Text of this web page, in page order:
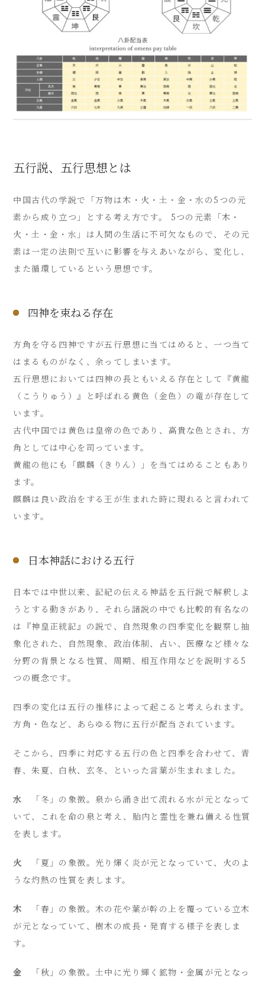
五行説、五行思想とは
中国古代の学説で「万物は木・火・土・金・水の5つの元
素から成り立つ」とする考え方です。 5つの元素「木・
火・土・金・水」は人間の生活に不可欠なもので、その元
素は一定の法則で互いに影響を与えあいながら、変化し、
また循環しているという思想です。
四神を束ねる存在
方角を守る四神ですが五行思想に当てはめると、一つ当て
はまるものがなく、余ってしまいます。
五行思想においては四神の長ともいえる存在として『黄龍
（こうりゅう）』と呼ばれる黄色（金色）の竜が存在して
います。
古代中国では黄色は皇帝の色であり、高貴な色とされ、方
角としては中心を司っています。
黄龍の他にも「麒麟（きりん）」を当てはめることもあり
ます。
麒麟は良い政治をする王が生まれた時に現れると言われて
います。
日本神話における五行
日本では中世以来、記紀の伝える神話を五行説で解釈しよ
うとする動きがあり、それら諸説の中でも比較的有名なの
は『神皇正統記』の説で、自然現象の四季変化を観察し抽
象化された、自然現象、政治体制、占い、医療など様々な
分野の背景となる性質、周期、相互作用などを説明する5
つの概念です。
四季の変化は五行の推移によって起こると考えられます。
方角・色など、あらゆる物に五行が配当されています。
そこから、四季に対応する五行の色と四季を合わせて、青
春、朱夏、白秋、玄冬、といった言葉が生まれました。
水 「冬」の象徴。泉から涌き出て流れる水が元となって
いて、これを命の泉と考え、胎内と霊性を兼ね備える性質
を表します。
火 「夏」の象徴。光り煇く炎が元となっていて、火のよ
うな灼熱の性質を表します。
木 「春」の象徴。木の花や葉が幹の上を覆っている立木
が元となっていて、樹木の成長・発育する様子を表しま
す。
金 「秋」の象徴。土中に光り輝く鉱物・金属が元となっ